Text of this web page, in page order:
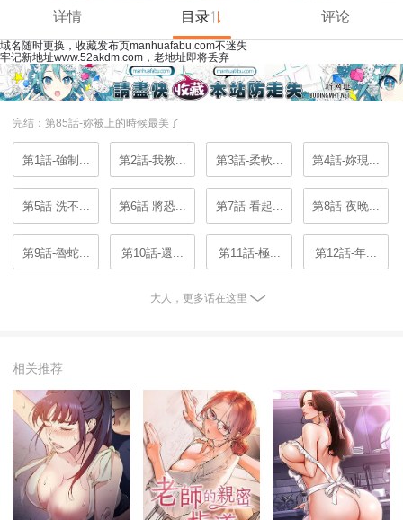
详情 目录 评论
域名随时更换，收藏发布页manhuafabu.com不迷失
牢记新地址www.52akdm.com，老地址即将丢弃
完结：第85話-妳被上的時候最美了
第1話-強制... 第2話-我教... 第3話-柔軟... 第4話-妳現...
第5話-洗不... 第6話-將恐... 第7話-看起... 第8話-夜晚...
第9話-魯蛇... 第10話-還... 第11話-極... 第12話-年...
大人，更多话在这里
相关推荐